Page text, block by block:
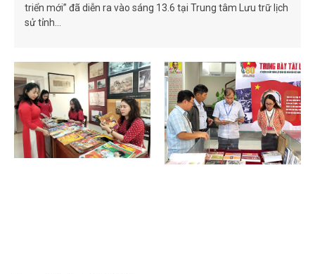
triển mới” đã diễn ra vào sáng 13.6 tại Trung tâm Lưu trữ lịch
sử tỉnh…